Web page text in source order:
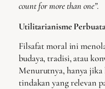
count for more than one”.
Utilitarianisme
Filsafat moral ini
budaya, tradisi, atau
Menurutnya, hanya
tindakan yang relevan